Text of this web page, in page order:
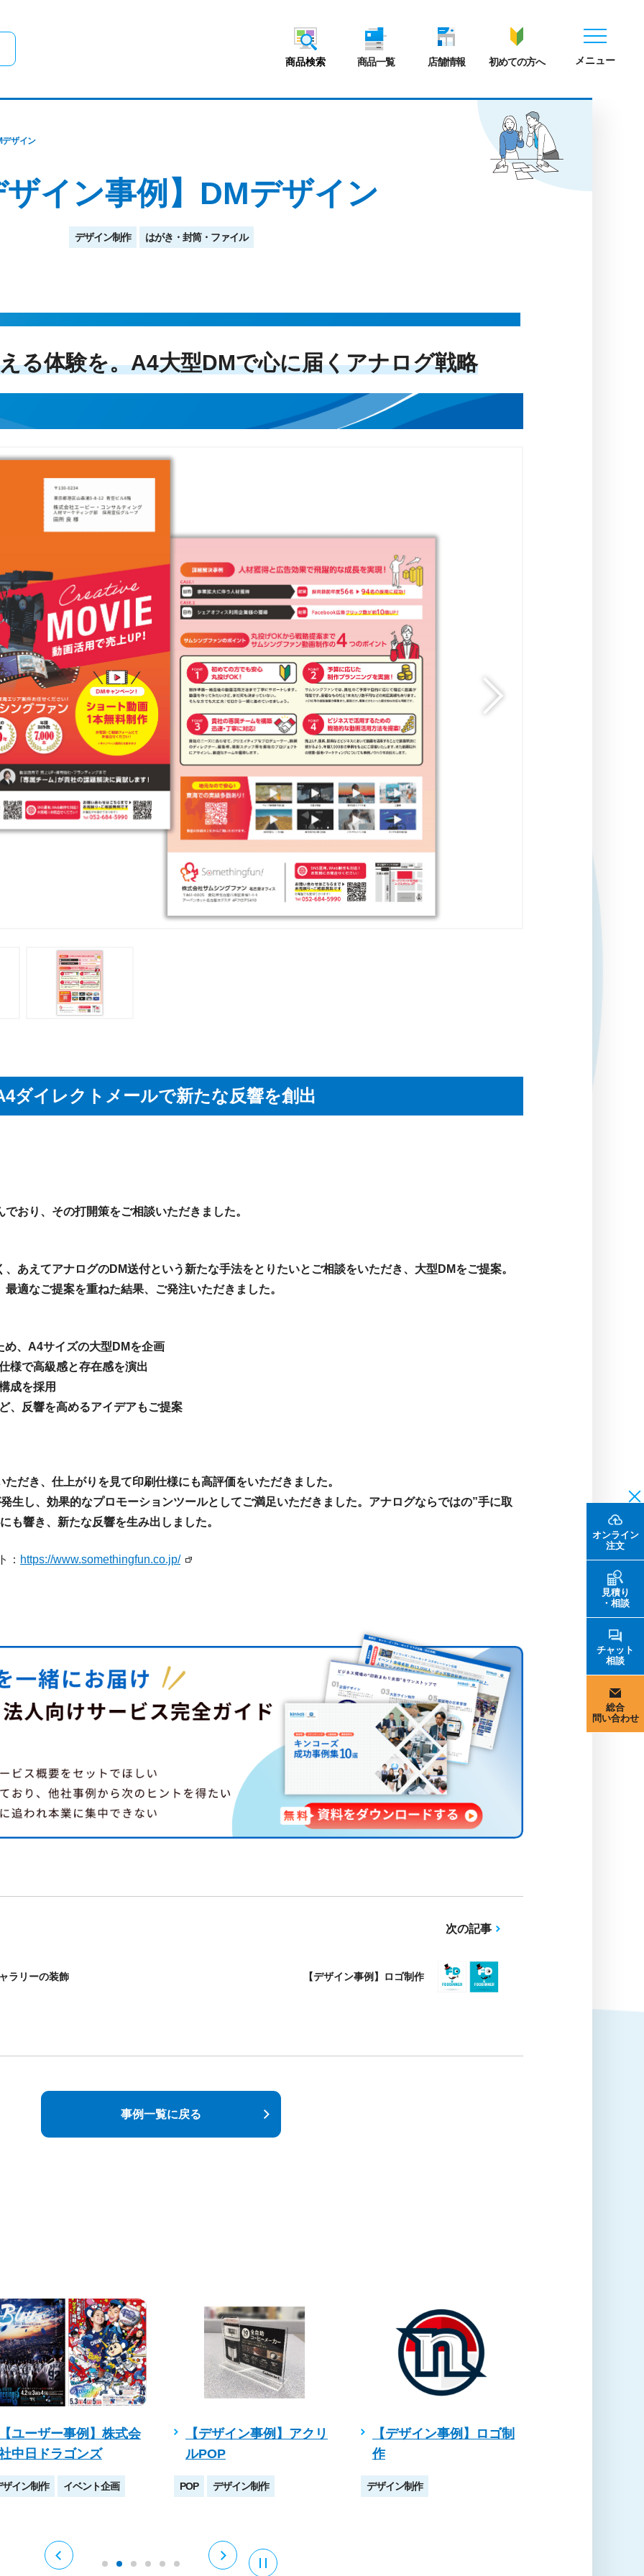
商品検索 商品一覧 店舗情報 初めての方へ メニュー
オンライン
注文
見積り
・相談
チャット
相談
総合
問い合わせ
デザイン
イン事例】DMデザイン
デザイン制作 はがき・封筒・ファイル
る体験を。A4大型DMで心に届くアナログ戦略
ダイレクトメールで新たな反響を創出
おり、その打開策をご相談いただきました。
あえてアナログのDM送付という新たな手法をとりたいとご相談をいただき、大型DMをご提案。
適なご提案を重ねた結果、ご発注いただきました。
、A4サイズの大型DMを企画
様で高級感と存在感を演出
成を採用
、反響を高めるアイデアもご提案
だき、仕上がりを見て印刷仕様にも高評価をいただきました。
生し、効果的なプロモーションツールとしてご満足いただきました。アナログならではの”手に取
も響き、新たな反響を生み出しました。
： https://www.somethingfun.co.jp/
ラリーの装飾
次の記事
【デザイン事例】ロゴ制作
事例一覧に戻る
ユーザー事例】株式会
中日ドラゴンズ
ザイン制作 イベント企画
【デザイン事例】アクリ
ルPOP
POP デザイン制作
【デザイン事例】ロゴ制
作
デザイン制作